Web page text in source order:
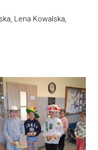
Lena Kowalska,